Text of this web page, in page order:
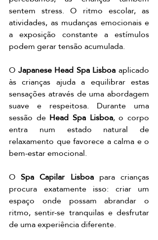
sentem stress. O ritmo escolar, as
atividades, as mudanças emocionais e
a exposição constante a estímulos
podem gerar tensão acumulada.
O Japanese Head Spa Lisboa aplicado
às crianças ajuda a equilibrar estas
sensações através de uma abordagem
suave e respeitosa. Durante uma
sessão de Head Spa Lisboa, o corpo
entra num estado natural de
relaxamento que favorece a calma e o
bem-estar emocional.
O Spa Capilar Lisboa para crianças
procura exatamente isso: criar um
espaço onde possam abrandar o
ritmo, sentir-se tranquilas e desfrutar
de uma experiência diferente.